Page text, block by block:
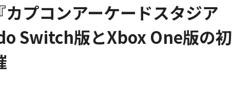
カプコンアーケードスタジア
Switch版とXbox One版の初